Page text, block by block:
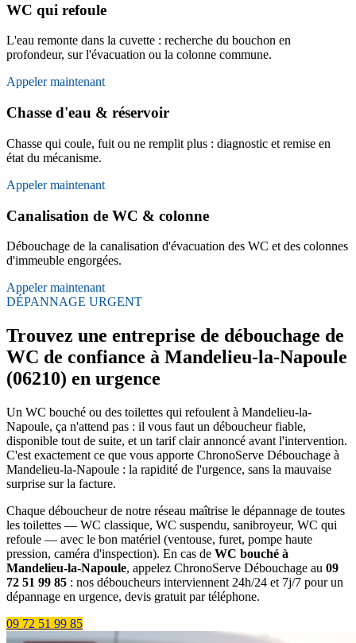
WC qui refoule
L'eau remonte dans la cuvette : recherche du bouchon en
profondeur, sur l'évacuation ou la colonne commune.
Appeler maintenant
Chasse d'eau & réservoir
Chasse qui coule, fuit ou ne remplit plus : diagnostic et remise en
état du mécanisme.
Appeler maintenant
Canalisation de WC & colonne
Débouchage de la canalisation d'évacuation des WC et des colonnes
d'immeuble engorgées.
Appeler maintenant
DÉPANNAGE URGENT
Trouvez une entreprise de débouchage de
WC de confiance à Mandelieu-la-Napoule
(06210) en urgence
Un WC bouché ou des toilettes qui refoulent à Mandelieu-la-
Napoule, ça n'attend pas : il vous faut un déboucheur fiable,
disponible tout de suite, et un tarif clair annoncé avant l'intervention.
C'est exactement ce que vous apporte ChronoServe Débouchage à
Mandelieu-la-Napoule : la rapidité de l'urgence, sans la mauvaise
surprise sur la facture.
Chaque déboucheur de notre réseau maîtrise le dépannage de toutes
les toilettes — WC classique, WC suspendu, sanibroyeur, WC qui
refoule — avec le bon matériel (ventouse, furet, pompe haute
pression, caméra d'inspection). En cas de WC bouché à
Mandelieu-la-Napoule, appelez ChronoServe Débouchage au 09
72 51 99 85 : nos déboucheurs interviennent 24h/24 et 7j/7 pour un
dépannage en urgence, devis gratuit par téléphone.
09 72 51 99 85